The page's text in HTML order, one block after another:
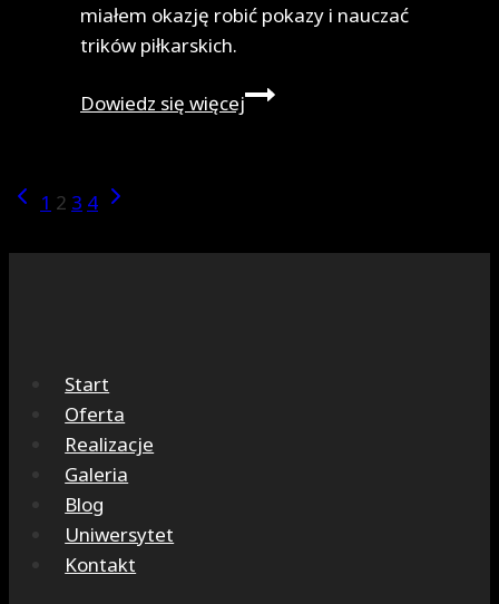
miałem okazję robić pokazy i nauczać
trików piłkarskich.
Dowiedz się więcejCzerwona
Nawigacja
strony
Poprzednia
1 2 3 4 Następna
Start
Oferta
Realizacje
Galeria
Blog
Uniwersytet
Kontakt